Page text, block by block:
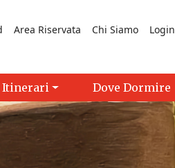
Area Riservata Chi Siamo Login
Itinerari Dove Dormire